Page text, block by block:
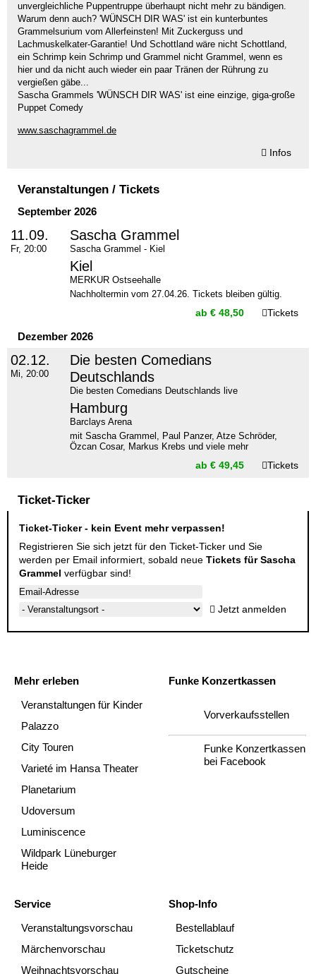
unvergleichliche Puppentruppe überhaupt nicht mehr zu bändigen.
Warum denn auch? 'WÜNSCH DIR WAS' ist ein kunterbuntes
Grammelsurium vom Allerfeinsten! Mit Zuckerguss und
Lachmuskelkater-Garantie! Und Schottland wäre nicht Schottland,
ein Schrimp kein Schrimp und Grammel nicht Grammel, wenn es
hier und da nicht auch wieder ein paar Tränen der Rührung zu
vergießen gäbe...
Sascha Grammels 'WÜNSCH DIR WAS' ist eine einzige, giga-große
Puppet Comedy
www.saschagrammel.de
Infos
Veranstaltungen / Tickets
September 2026
11.09.
Fr, 20:00
Sascha Grammel
Sascha Grammel - Kiel
Kiel
MERKUR Ostseehalle
Nachholtermin vom 27.04.26. Tickets bleiben gültig.
ab € 48,50 Tickets
Dezember 2026
02.12.
Mi, 20:00
Die besten Comedians
Deutschlands
Die besten Comedians Deutschlands live
Hamburg
Barclays Arena
mit Sascha Grammel, Paul Panzer, Atze Schröder,
Özcan Cosar, Markus Krebs und viele mehr
ab € 49,45 Tickets
Ticket-Ticker
Ticket-Ticker - kein Event mehr verpassen!
Registrieren Sie sich jetzt für den Ticket-Ticker und Sie
werden per Email informiert, sobald neue Tickets für Sascha
Grammel verfügbar sind!
Jetzt anmelden
Mehr erleben
Veranstaltungen für Kinder
Palazzo
City Touren
Varieté im Hansa Theater
Planetarium
Udoversum
Luminiscence
Wildpark Lüneburger
Heide
Funke Konzertkassen
Vorverkaufsstellen
Funke Konzertkassen
bei Facebook
Service
Veranstaltungsvorschau
Märchenvorschau
Weihnachtsvorschau
Shop-Info
Bestellablauf
Ticketschutz
Gutscheine